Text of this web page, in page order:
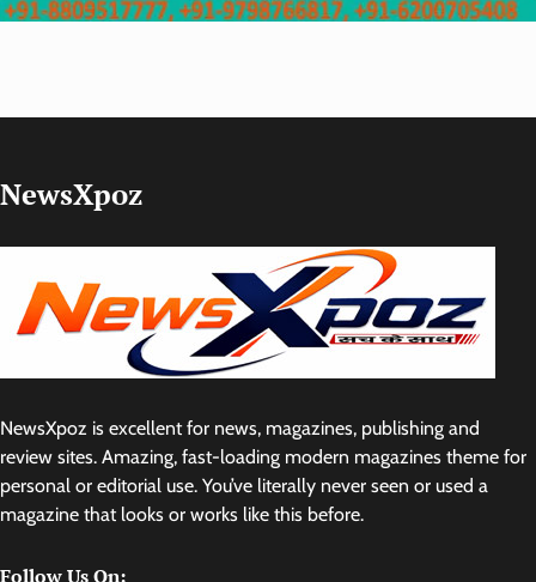
NewsXpoz
NewsXpoz is excellent for news, magazines, publishing and
review sites. Amazing, fast-loading modern magazines theme for
personal or editorial use. You’ve literally never seen or used a
magazine that looks or works like this before.
Follow Us On: